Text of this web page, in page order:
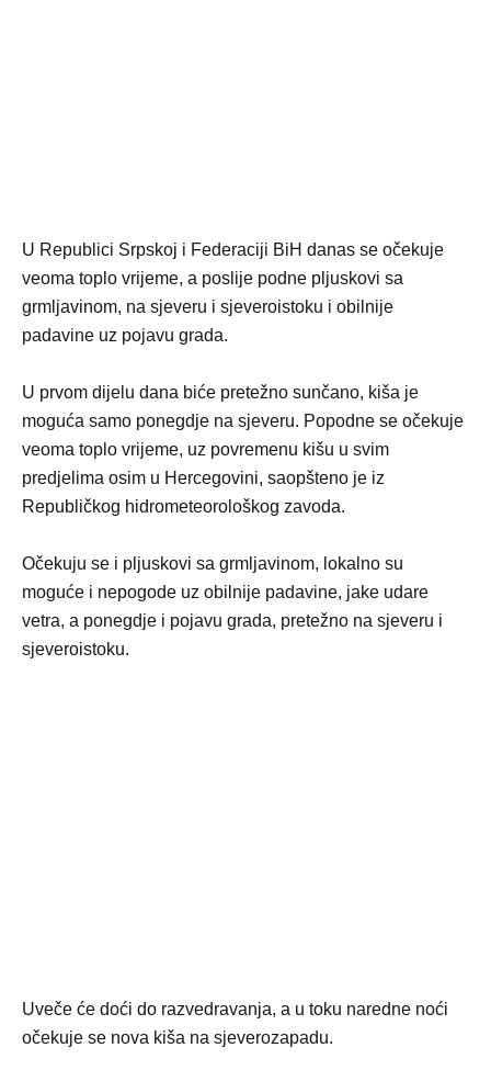
U Republici Srpskoj i Federaciji BiH danas se očekuje
veoma toplo vrijeme, a poslije podne pljuskovi sa
grmljavinom, na sjeveru i sjeveroistoku i obilnije
padavine uz pojavu grada.
U prvom dijelu dana biće pretežno sunčano, kiša je
moguća samo ponegdje na sjeveru. Popodne se očekuje
veoma toplo vrijeme, uz povremenu kišu u svim
predjelima osim u Hercegovini, saopšteno je iz
Republičkog hidrometeorološkog zavoda.
Očekuju se i pljuskovi sa grmljavinom, lokalno su
moguće i nepogode uz obilnije padavine, jake udare
vetra, a ponegdje i pojavu grada, pretežno na sjeveru i
sjeveroistoku.
Uveče će doći do razvedravanja, a u toku naredne noći
očekuje se nova kiša na sjeverozapadu.